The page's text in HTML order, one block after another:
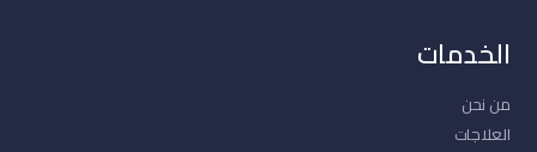
الخدمات
من نحن
العلاجات